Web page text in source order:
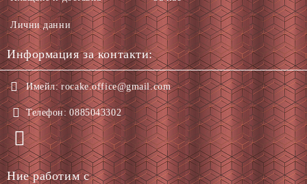
Лични данни
Информация за контакти:
Имейл: rocake.office@gmail.com
Телефон: 0885043302
Ние работим с